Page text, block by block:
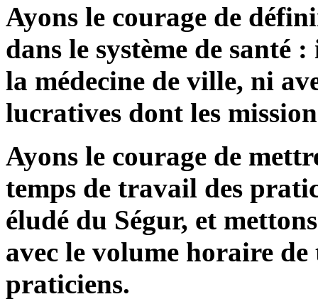
Ayons le courage de
dans le système de santé
la médecine de ville, ni
lucratives dont les
Ayons le courage de
temps de travail des
éludé du Ségur, et
avec le volume horaire
praticiens.